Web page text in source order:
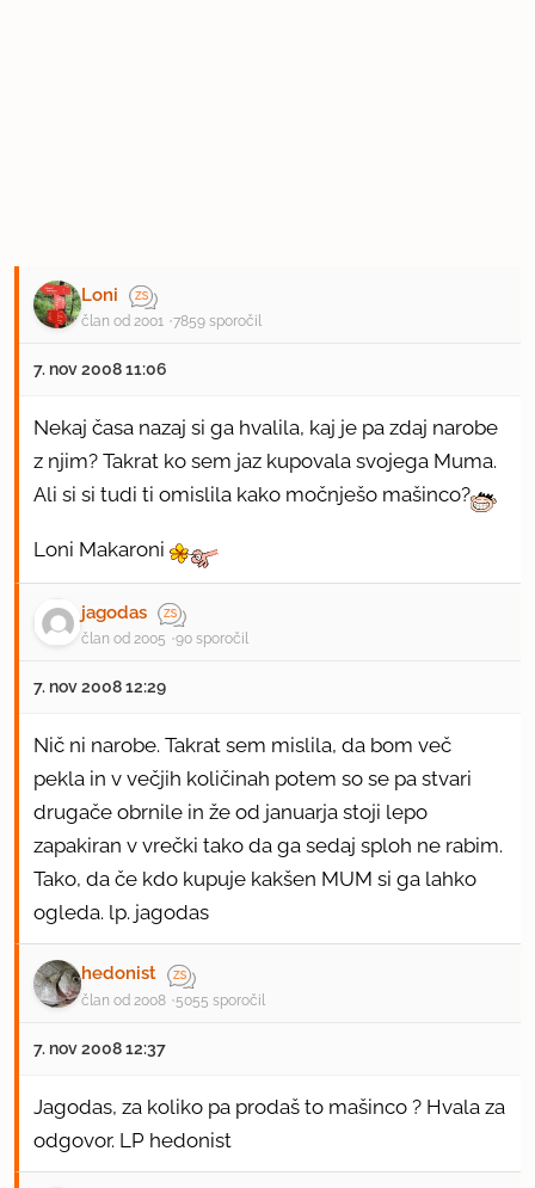
Loni
član od 2001 7859 sporočil
7. nov 2008 11:06
Nekaj časa nazaj si ga hvalila, kaj je pa zdaj narobe
z njim? Takrat ko sem jaz kupovala svojega Muma.
Ali si si tudi ti omislila kako močnješo mašinco?
Loni Makaroni
jagodas
član od 2005 90 sporočil
7. nov 2008 12:29
Nič ni narobe. Takrat sem mislila, da bom več
pekla in v večjih količinah potem so se pa stvari
drugače obrnile in že od januarja stoji lepo
zapakiran v vrečki tako da ga sedaj sploh ne rabim.
Tako, da če kdo kupuje kakšen MUM si ga lahko
ogleda. lp. jagodas
hedonist
član od 2008 5055 sporočil
7. nov 2008 12:37
Jagodas, za koliko pa prodaš to mašinco ? Hvala za
odgovor. LP hedonist